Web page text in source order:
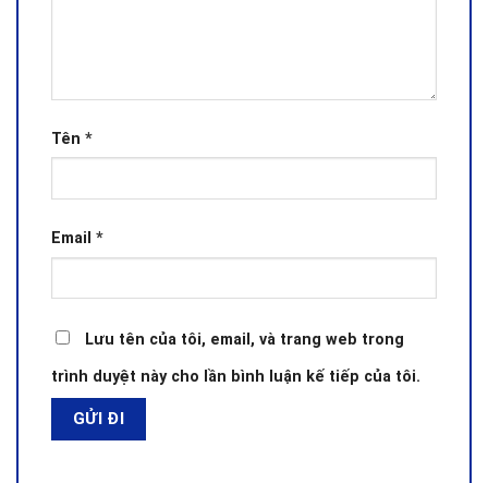
Tên *
Email *
Lưu tên của tôi, email, và trang web trong
trình duyệt này cho lần bình luận kế tiếp của tôi.